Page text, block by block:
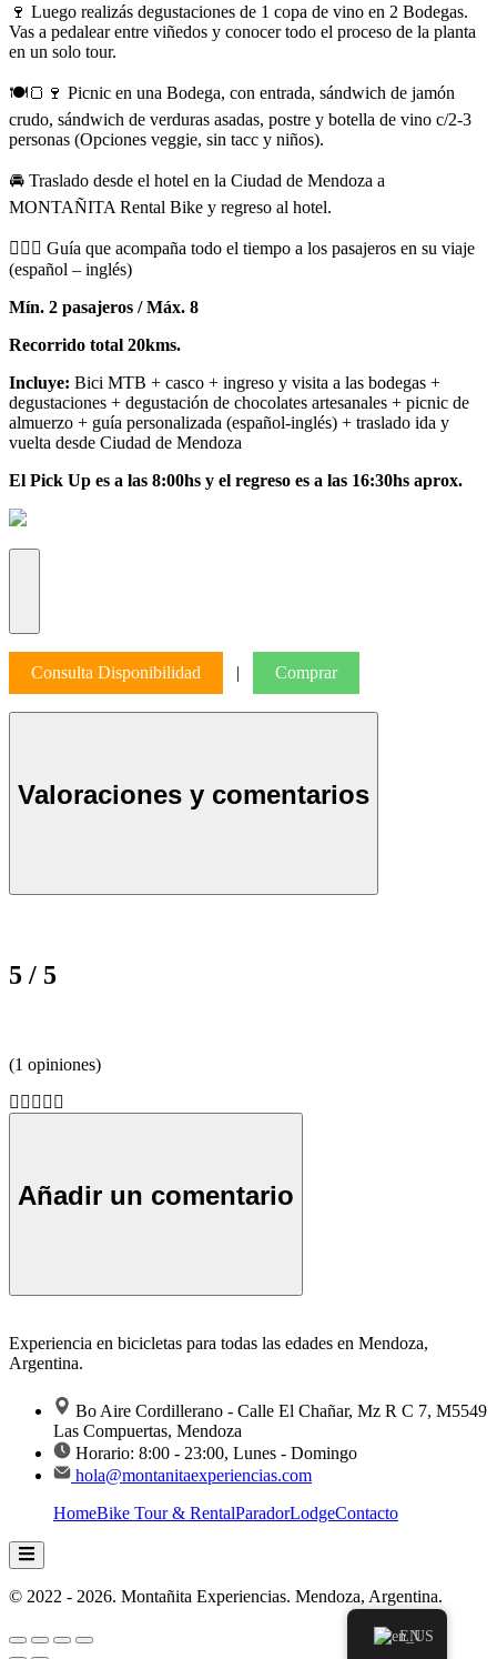
🍷 Luego realizás degustaciones de 1 copa de vino en 2 Bodegas.
Vas a pedalear entre viñedos y conocer todo el proceso de la planta
en un solo tour.
🍽️🍞🍷 Picnic en una Bodega, con entrada, sándwich de jamón
crudo, sándwich de verduras asadas, postre y botella de vino c/2-3
personas (Opciones veggie, sin tacc y niños).
🚘 Traslado desde el hotel en la Ciudad de Mendoza a
MONTAÑITA Rental Bike y regreso al hotel.
🙋🏻‍♀️ Guía que acompaña todo el tiempo a los pasajeros en su viaje
(español – inglés)
Mín. 2 pasajeros / Máx. 8
Recorrido total 20kms.
Incluye: Bici MTB + casco + ingreso y visita a las bodegas +
degustaciones + degustación de chocolates artesanales + picnic de
almuerzo + guía personalizada (español-inglés) + traslado ida y
vuelta desde Ciudad de Mendoza
El Pick Up es a las 8:00hs y el regreso es a las 16:30hs aprox.
Consulta Disponibilidad | Comprar
Valoraciones y comentarios
5 / 5
(1 opiniones)
Añadir un comentario
Experiencia en bicicletas para todas las edades en Mendoza,
Argentina.
Bo Aire Cordillerano - Calle El Chañar, Mz R C 7, M5549
Las Compuertas, Mendoza
Horario: 8:00 - 23:00, Lunes - Domingo
hola@montanitaexperiencias.com
HomeBike Tour & RentalParadorLodgeContacto
Menú conmutador hamburguesa
© 2022 - 2026. Montañita Experiencias. Mendoza, Argentina.
EN